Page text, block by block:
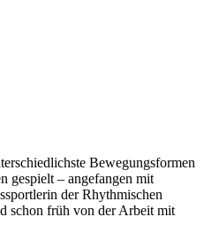
Bewegungsformen
gespielt – angefangen mit
der Rhythmischen
schon früh von der Arbeit mit